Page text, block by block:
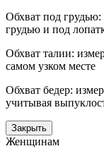
Обхват под грудью:
грудью и под
Обхват талии:
самом узком месте
Обхват бедер:
учитывая
Закрыть
Женщинам